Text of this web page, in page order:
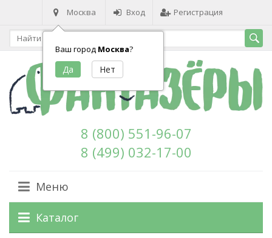
Москва
Ваш город Москва?
Вход Регистрация
8 (800) 551-96-07
8 (499) 032-17-00
Меню
Каталог